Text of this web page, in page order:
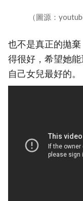
（圖源：
也不是真正的拋
得很好，希望她
自己女兒最好的。